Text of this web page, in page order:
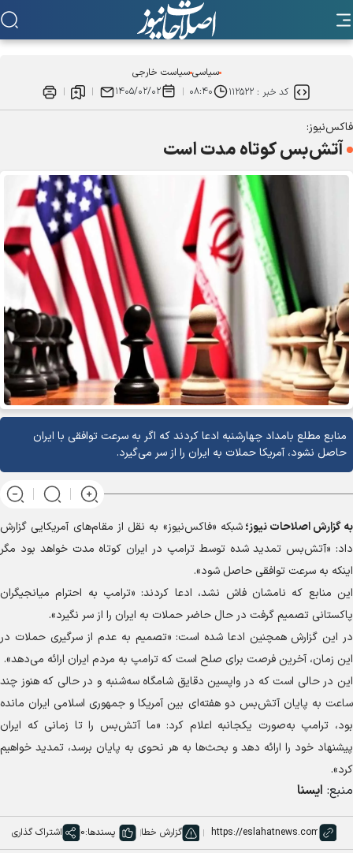
سیاسیسیاست خارجی
کد خبر : ۱۱۲۵۲۲ ۰۸:۴۰ ۱۴۰۵/۰۲/۰۲
فاکس‌نیوز:
آتش‌بس کوتاه مدت است
منابع مطلع بامداد چهارشنبه ادعا کردند که اگر به سرعت توافقی با ایران
حاصل نشود، آمریکا حملات به ایران را از سر می‌گیرد.
به گزارشاصلاحات نیوز؛شبکه «فاکس‌نیوز» به نقل از مقام‌های آمریکایی گزارش
داد: «آتش‌بس تمدید شده توسط ترامپ در ایران کوتاه مدت خواهد بود مگر
اینکه به سرعت توافقی حاصل شود».
این منابع که نامشان فاش نشد، ادعا کردند: «ترامپ به احترام میانجیگران
پاکستانی تصمیم گرفت در حال حاضر حملات به ایران را از سر نگیرد».
در این گزارش همچنین ادعا شده است: «تصمیم به عدم از سرگیری حملات در
این زمان، آخرین فرصت برای صلح است که ترامپ به مردم ایران ارائه می‌دهد».
این در حالی است که در واپسین دقایق شامگاه سه‌شنبه و در حالی که هنوز چند
ساعت به پایان آتش‌بس دو هفته‌ای بین آمریکا و جمهوری اسلامی ایران مانده
بود، ترامپ به‌صورت یکجانبه اعلام کرد: «ما آتش‌بس را تا زمانی که ایران
پیشنهاد خود را ارائه دهد و بحث‌ها به هر نحوی به پایان برسد، تمدید خواهیم
کرد».
منبع: ایسنا
گزارش خطا پسندها:0 اشتراک گذاری